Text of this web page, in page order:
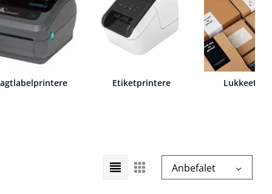
Etiketprintere
sorteringsrækkefølge
Anbefalet